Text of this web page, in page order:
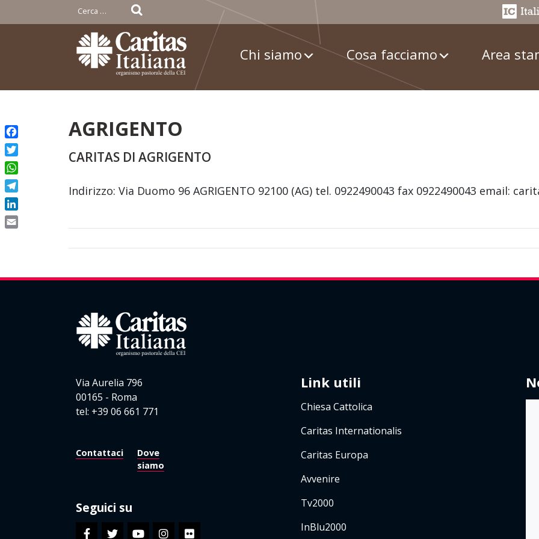
Skip
to
content
Ricerca
per:
Chi siamo Cosa facciamo Area
AGRIGENTO
CARITAS DI AGRIGENTO
Indirizzo: Via Duomo 96 AGRIGENTO 92100 (AG) tel. 0922490043 fax 0922490043 email:
Via Aurelia 796
00165 - Roma
tel: +39 06 661 771
Contattaci
Dove
siamo
Seguici su
Link utili
Chiesa Cattolica
Caritas Internationalis
Caritas Europa
Avvenire
Tv2000
InBlu2000
Facebook
Twitter
WhatsApp
Telegram
LinkedIn